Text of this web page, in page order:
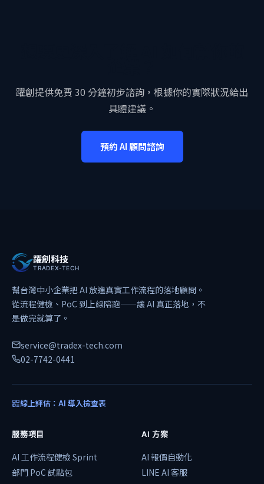
躍創提供免費 30 分鐘初步諮詢，根據你的實際狀況給出
具體建議。
預約 AI 顧問諮詢
躍創科技
TRADEX-TECH
幫台灣中小企業把 AI 放進真實工作流程的落地顧問。
從流程健檢、PoC 到上線陪跑——讓 AI 真正落地，不
是做完就算了。
service@tradex-tech.com
02-7742-0441
線上評估：AI 導入檢查表
服務項目
AI 工作流程健檢 Sprint
部門 PoC 試點包
AI 方案
AI 報價自動化
LINE AI 客服